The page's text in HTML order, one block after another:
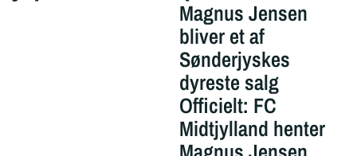
Magnus Jensen
bliver et af
Sønderjyskes
dyreste salg
Officielt: FC
Midtjylland henter